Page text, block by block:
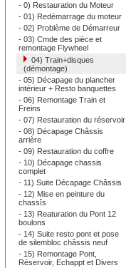
- 0) Restauration du Moteur
- 01) Redémarrage du moteur
- 02) Problème de Démarreur
- 03) Cmde des pièce et
remontage Flywheel
04) Train+disques
(démontage)
- 05) Décapage du plancher
intérieur + Resto banquettes
- 06) Remontage Train et
Freins
- 07) Restauration du réservoir
- 08) Décapage Châssis
arrière
- 09) Restauration du coffre
- 10) Décapage chassis
complet
- 11) Suite Décapage Châssis
- 12) Mise en peinture du
chassîs
- 13) Reaturation du Pont 12
boulons
- 14) Suite resto pont et pose
de silembloc châssis neuf
- 15) Remontage Pont,
Réservoir, Echappt et Divers